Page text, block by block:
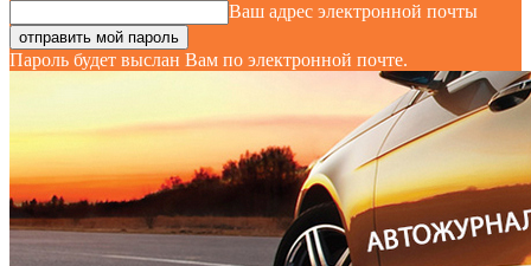
Ваш адрес электронной почты
Пароль будет выслан Вам по электронной почте.